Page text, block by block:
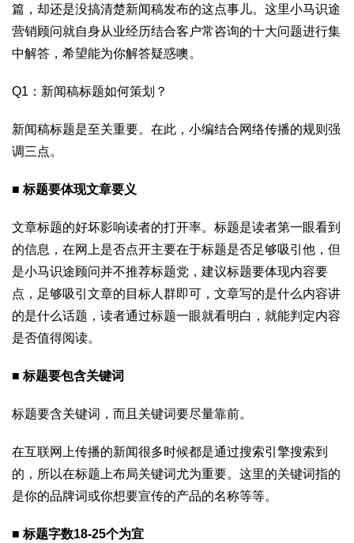
篇，却还是没搞清楚新闻稿发布的这点事儿。这里小马识途
营销顾问就自身从业经历结合客户常咨询的十大问题进行集
中解答，希望能为你解答疑惑噢。
Q1：新闻稿标题如何策划？
新闻稿标题是至关重要。在此，小编结合网络传播的规则强
调三点。
■ 标题要体现文章要义
文章标题的好坏影响读者的打开率。标题是读者第一眼看到
的信息，在网上是否点开主要在于标题是否足够吸引他，但
是小马识途顾问并不推荐标题党，建议标题要体现内容要
点，足够吸引文章的目标人群即可，文章写的是什么内容讲
的是什么话题，读者通过标题一眼就看明白，就能判定内容
是否值得阅读。
■ 标题要包含关键词
标题要含关键词，而且关键词要尽量靠前。
在互联网上传播的新闻很多时候都是通过搜索引擎搜索到
的，所以在标题上布局关键词尤为重要。这里的关键词指的
是你的品牌词或你想要宣传的产品的名称等等。
■ 标题字数18-25个为宜